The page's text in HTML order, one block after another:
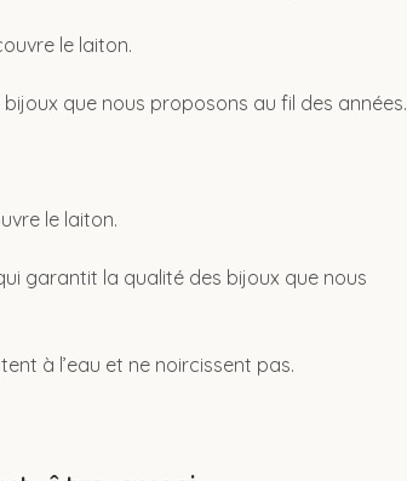
le laiton.
que nous proposons au fil des années.
le laiton.
garantit la qualité des bijoux que nous
à l’eau et ne noircissent pas.